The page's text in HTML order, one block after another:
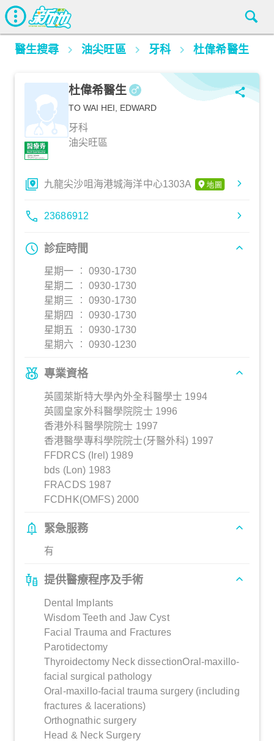
醫生搜尋 油尖旺區 牙科 杜偉希醫生
杜偉希醫生
TO WAI HEI, EDWARD
牙科
油尖旺區
九龍尖沙咀海港城海洋中心1303A
23686912
診症時間
星期一 ︰ 0930-1730
星期二 ︰ 0930-1730
星期三 ︰ 0930-1730
星期四 ︰ 0930-1730
星期五 ︰ 0930-1730
星期六 ︰ 0930-1230
專業資格
英國萊斯特大學內外全科醫學士 1994
英國皇家外科醫學院院士 1996
香港外科醫學院院士 1997
香港醫學專科學院院士(牙醫外科) 1997
FFDRCS (Irel) 1989
bds (Lon) 1983
FRACDS 1987
FCDHK(OMFS) 2000
緊急服務
有
提供醫療程序及手術
Dental Implants
Wisdom Teeth and Jaw Cyst
Facial Trauma and Fractures
Parotidectomy
Thyroidectomy Neck dissectionOral-maxillo-
facial surgical pathology
Oral-maxillo-facial trauma surgery (including
fractures & lacerations)
Orthognathic surgery
Head & Neck Surgery